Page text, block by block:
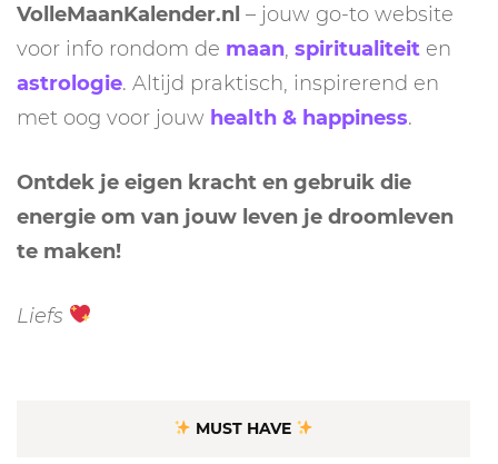
VolleMaanKalender.nl – jouw go-to website
voor info rondom de maan, spiritualiteit en
astrologie. Altijd praktisch, inspirerend en
met oog voor jouw health & happiness.
Ontdek je eigen kracht en gebruik die
energie om van jouw leven je droomleven
te maken!
Liefs
MUST HAVE